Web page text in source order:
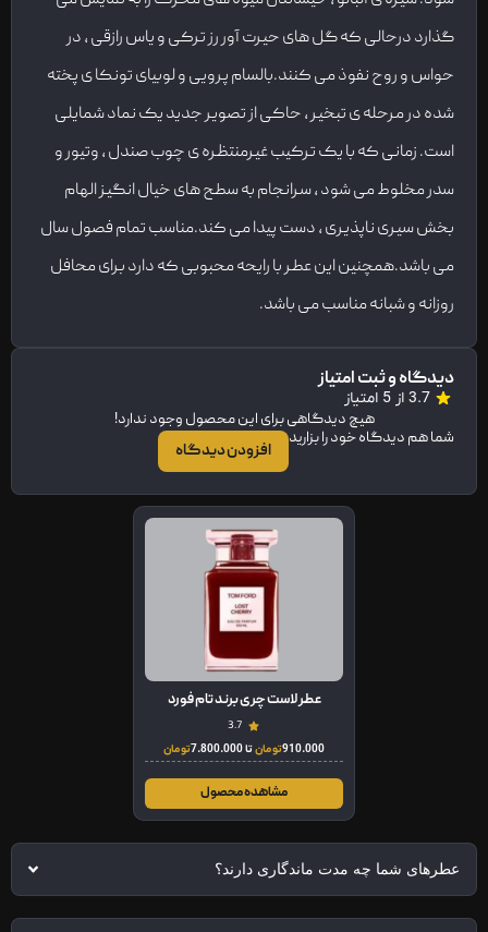
گذارد درحالی که گل های حیرت آور رز ترکی و یاس رازقی ، در
حواس و روح نفوذ می کنند.بالسام پرویی و لوبیای تونکا ی پخته
شده در مرحله ی تبخیر ، حاکی از تصویر جدید یک نماد شمایلی
است. زمانی که با یک ترکیب غیرمنتظره ی چوب صندل ، وتیور و
سدر مخلوط می شود ، سرانجام به سطح های خیال انگیز الهام
بخش سیری ناپذیری ، دست پیدا می کند.مناسب تمام فصول سال
می باشد.همچنین این عطر با رایحه محبوبی که دارد برای محافل
روزانه و شبانه مناسب می باشد.
دیدگاه و ثبت امتیاز
3.7 از 5 امتیاز
هیچ دیدگاهی برای این محصول وجود ندارد!
شما هم دیدگاه خود را بزارید
افزودن دیدگاه
عطر لاست چری برند تام فورد
3.7
910.000تومانتا7.800.000تومان
مشاهده محصول
عطرهای شما چه مدت ماندگاری دارند؟